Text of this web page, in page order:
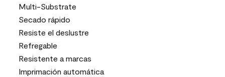
Multi-Substrate
Secado rápido
Resiste el deslustre
Refregable
Resistente a marcas
Imprimación automática